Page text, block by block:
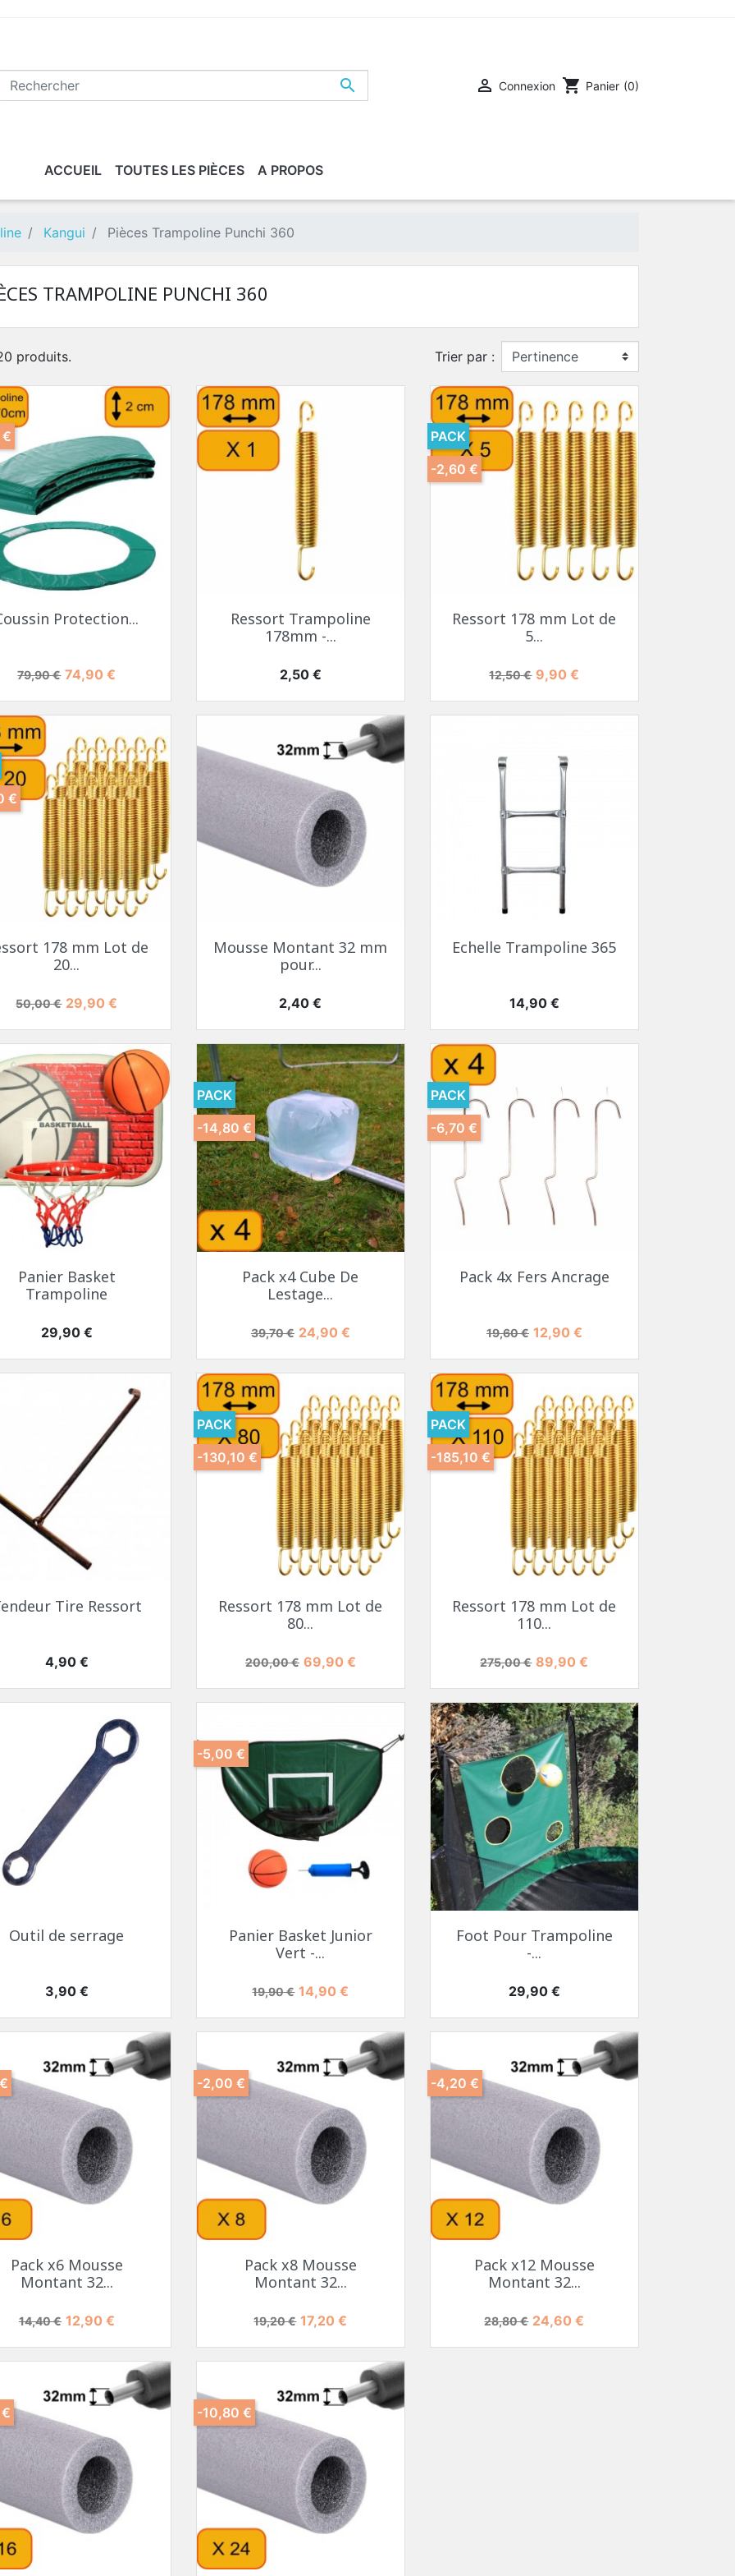
  Connexion shopping_cart Panier (0)
ACCUEIL TOUTES LES PIÈCES A PROPOS
Kangui Pièces Trampoline Punchi 360
TRAMPOLINE PUNCHI 360
produits. Trier par :
Protection...
Prix de base
79,90 € Prix
74,90 €
Ressort Trampoline
178mm -...
Prix
2,50 €
Ressort 178 mm Lot de
5...
Prix de base
12,50 € Prix
9,90 €
PACK
-2,60 €
178 mm Lot de
20...
Prix de base
50,00 € Prix
29,90 €
€
Mousse Montant 32 mm
pour...
Prix
2,40 €
Echelle Trampoline 365
Prix
14,90 €
Panier Basket
Trampoline
Prix
29,90 €
Pack x4 Cube De
Lestage...
Prix de base
39,70 € Prix
24,90 €
PACK
-14,80 €
Pack 4x Fers Ancrage
Prix de base
19,60 € Prix
12,90 €
PACK
-6,70 €
Tire Ressort
Prix
4,90 €
Ressort 178 mm Lot de
80...
Prix de base
200,00 € Prix
69,90 €
PACK
-130,10 €
Ressort 178 mm Lot de
110...
Prix de base
275,00 € Prix
89,90 €
PACK
-185,10 €
Outil de serrage
Prix
3,90 €
Panier Basket Junior
Vert -...
Prix de base
19,90 € Prix
14,90 €
-5,00 €
Foot Pour Trampoline
-...
Prix
29,90 €
Pack x6 Mousse
Montant 32...
Prix de base
14,40 € Prix
12,90 €
Pack x8 Mousse
Montant 32...
Prix de base
19,20 € Prix
17,20 €
-2,00 €
Pack x12 Mousse
Montant 32...
Prix de base
28,80 € Prix
24,60 €
-4,20 €
-10,80 €